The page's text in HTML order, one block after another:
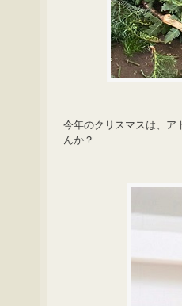
今年のクリスマスは、ア
んか？